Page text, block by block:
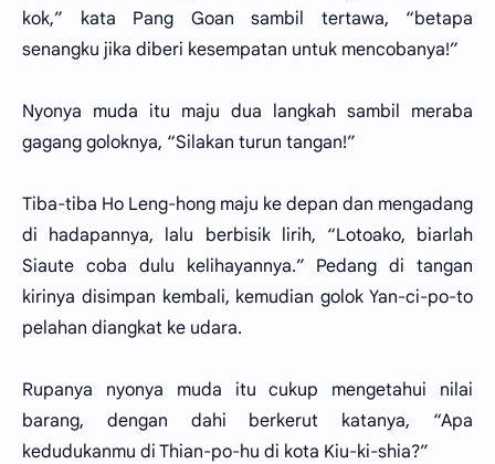
kok,” kata Pang Goan sambil tertawa, “betapa
senangku jika diberi kesempatan untuk mencobanya!”
Nyonya muda itu maju dua langkah sambil meraba
gagang goloknya, “Silakan turun tangan!”
Tiba-tiba Ho Leng-hong maju ke depan dan mengadang
di hadapannya, lalu berbisik lirih, “Lotoako, biarlah
Siaute coba dulu kelihayannya.” Pedang di tangan
kirinya disimpan kembali, kemudian golok Yan-ci-po-to
pelahan diangkat ke udara.
Rupanya nyonya muda itu cukup mengetahui nilai
barang, dengan dahi berkerut katanya, “Apa
kedudukanmu di Thian-po-hu di kota Kiu-ki-shia?”